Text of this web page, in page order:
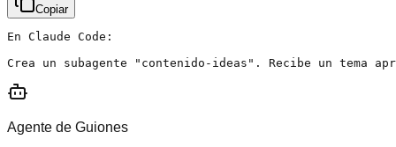
Copiar
En Claude Code:
Crea un subagente "contenido-ideas". Recibe un tema
Agente de Guiones